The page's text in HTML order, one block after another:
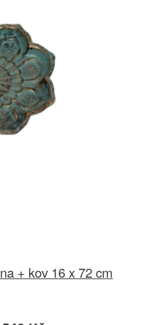
+ kov 16 x 72 cm